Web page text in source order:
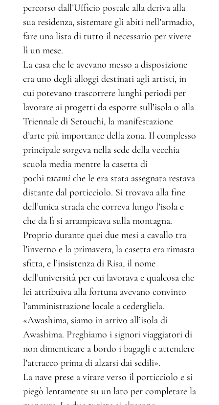
percorso dall’Ufficio postale alla deriva alla
sua residenza, sistemare gli abiti nell’armadio,
fare una lista di tutto il necessario per vivere
lì un mese.
La casa che le avevano messo a disposizione
era uno degli alloggi destinati agli artisti, in
cui potevano trascorrere lunghi periodi per
lavorare ai progetti da esporre sull’isola o alla
Triennale di Setouchi, la manifestazione
d’arte più importante della zona. Il complesso
principale sorgeva nella sede della vecchia
scuola media mentre la casetta di
pochi tatami che le era stata assegnata restava
distante dal porticciolo. Si trovava alla fine
dell’unica strada che correva lungo l’isola e
che da lì si arrampicava sulla montagna.
Proprio durante quei due mesi a cavallo tra
l’inverno e la primavera, la casetta era rimasta
sfitta, e l’insistenza di Risa, il nome
dell’università per cui lavorava e qualcosa che
lei attribuiva alla fortuna avevano convinto
l’amministrazione locale a cedergliela.
«Awashima, siamo in arrivo all’isola di
Awashima. Preghiamo i signori viaggiatori di
non dimenticare a bordo i bagagli e attendere
l’attracco prima di alzarsi dai sedili».
La nave prese a virare verso il porticciolo e si
piegò lentamente su un lato per completare la